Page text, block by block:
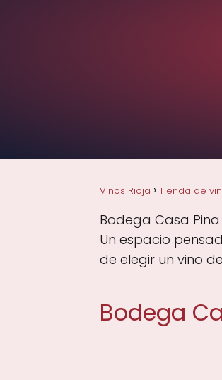
Vinos Rioja Tienda de
Bodega Casa
Un espacio
de elegir un vino
Bodega